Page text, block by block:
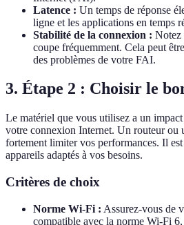
Latence : Un temps de réponse
ligne et les applications en temps
Stabilité de la connexion : Notez
coupe fréquemment. Cela peut
des problèmes de votre FAI.
3. Étape 2 : Choisir le
Le matériel que vous utilisez a un
votre connexion Internet. Un routeur ou
fortement limiter vos performances. Il
appareils adaptés à vos besoins.
Critères de choix
Norme Wi-Fi : Assurez-vous de
compatible avec la norme Wi-Fi